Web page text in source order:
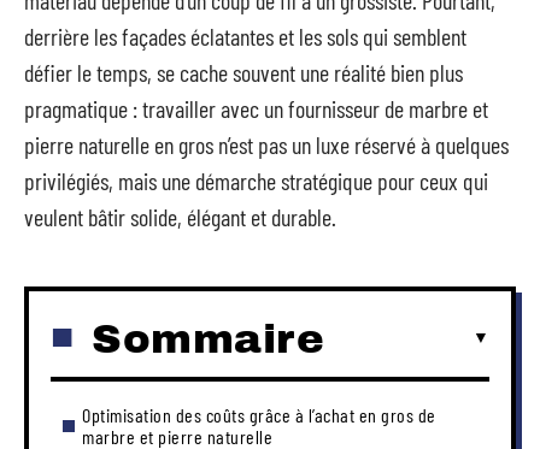
derrière les façades éclatantes et les sols qui semblent
défier le temps, se cache souvent une réalité bien plus
pragmatique : travailler avec un fournisseur de marbre et
pierre naturelle en gros n’est pas un luxe réservé à quelques
privilégiés, mais une démarche stratégique pour ceux qui
veulent bâtir solide, élégant et durable.
Sommaire
Optimisation des coûts grâce à l’achat en gros de
marbre et pierre naturelle